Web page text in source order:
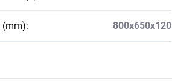
(mm): 800x650x120